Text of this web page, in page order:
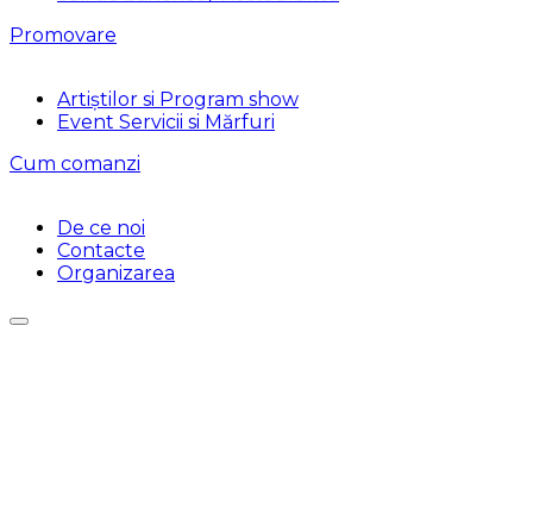
Promovare
Artiștilor si Program show
Event Servicii si Mărfuri
Cum comanzi
De ce noi
Contacte
Organizarea